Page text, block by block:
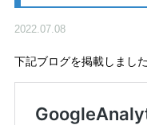
2022.07.08
下記ブログを掲載しまし